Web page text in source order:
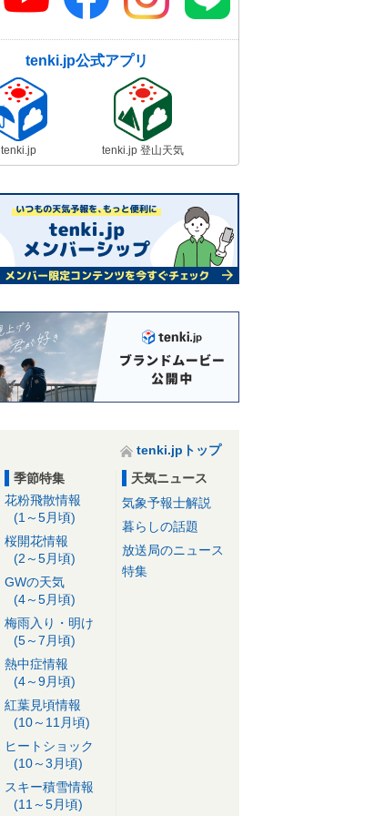
tenki.jp公式アプリ
tenki.jp tenki.jp 登山天気
tenki.jpトップ
季節特集
花粉飛散情報
(1～5月頃)
桜開花情報
(2～5月頃)
GWの天気
(4～5月頃)
梅雨入り・明け
(5～7月頃)
熱中症情報
(4～9月頃)
紅葉見頃情報
(10～11月頃)
ヒートショック
(10～3月頃)
スキー積雪情報
(11～5月頃)
天気ニュース
気象予報士解説
暮らしの話題
放送局のニュース
特集